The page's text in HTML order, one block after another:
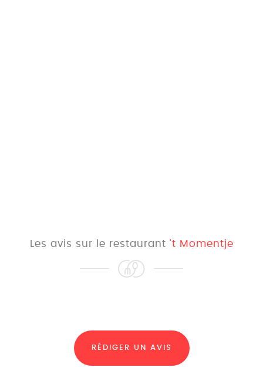
Les avis sur le restaurant 't Momentje
RÉDIGER UN AVIS